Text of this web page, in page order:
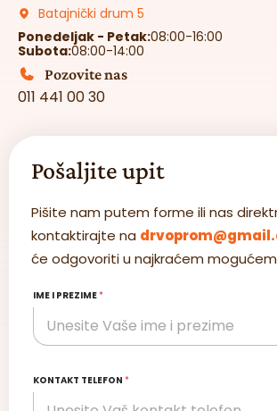
Batajnički drum 5
Ponedeljak - Petak:08:00-16:00
Subota:08:00-14:00
Pozovite nas
011 441 00 30
Pošaljite upit
Pišite nam putem forme ili nas
kontaktirajte na
će odgovoriti u najkraćem mogućem
IME I PREZIME*
KONTAKT TELEFON *